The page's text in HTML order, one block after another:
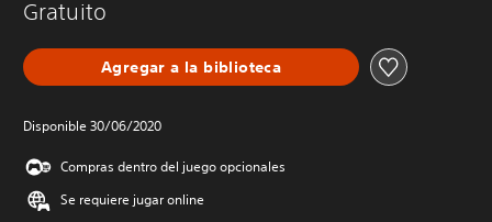
Gratuito
Agregar a la biblioteca
Disponible 30/06/2020
Compras dentro del juego opcionales
Se requiere jugar online